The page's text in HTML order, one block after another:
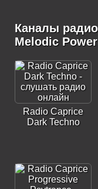
Каналы
Melodic
Radio Caprice
Dark Techno